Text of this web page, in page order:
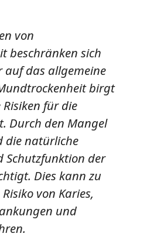
von
beschränken sich
auf das allgemeine
birgt
für die
Durch den Mangel
die natürliche
Schutzfunktion der
Dies kann zu
von Karies,
und